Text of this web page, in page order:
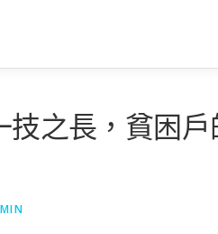
之長，貧困